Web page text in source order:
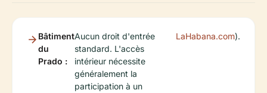
Bâtiment
du
Prado :
Aucun droit d'entrée
standard. L'accès
intérieur nécessite
généralement la
participation à un
LaHabana.com).